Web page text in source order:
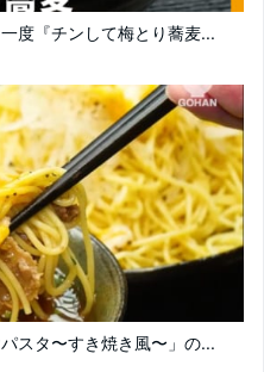
度『チンして梅とり蕎麦...
スタ〜すき焼き風〜」の...